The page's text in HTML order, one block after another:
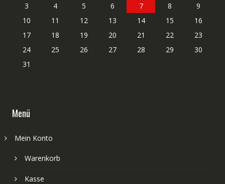
3
4 5 6 7 8
9
10
11 12 13 14 15
16
17
18 19 20 21 22
23
24
25 26 27 28 29
30
31
Menü
Mein Konto
Warenkorb
Kasse